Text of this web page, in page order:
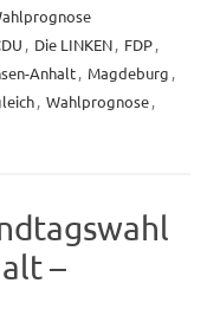
, Die LINKEN, FDP,
Anhalt, Magdeburg ,
, Wahlprognose,
–